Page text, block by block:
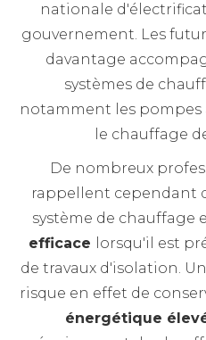
nationale
gouvernement. Les
davantage
systèmes de
notamment les pompes
le chauffage
De nombreux
rappellent cependant
système de chauffage
efficace
lorsqu'il est
de travaux d'isolation.
risque en effet de
énergétique